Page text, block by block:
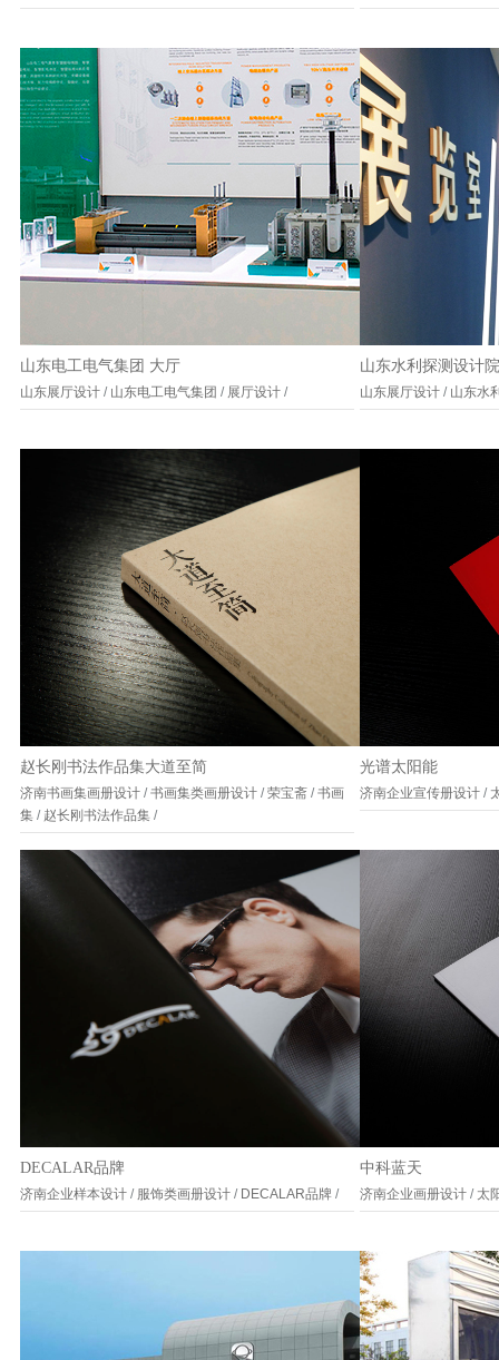
山东电工电气集团 大厅
山东展厅设计 / 山东电工电气集团 / 展厅设计 /
山东水利探测设计
山东展厅设计 / 山东水
赵长刚书法作品集大道至简
济南书画集画册设计 /书画集类画册设计 /荣宝斋 /书画
集 / 赵长刚书法作品集 /
光谱太阳能
济南企业宣传册设计 /
DECALAR品牌
济南企业样本设计 / 服饰类画册设计 / DECALAR品牌 /
中科蓝天
济南企业画册设计 / 太